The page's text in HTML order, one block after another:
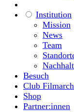
Institution
Mission
News
Team
Besuch
Club
Shop
Partner:innen